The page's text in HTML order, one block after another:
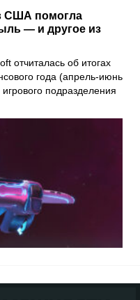
США помогла
— и другое из
отчиталась об итогах
года (апрель-июнь
подразделения